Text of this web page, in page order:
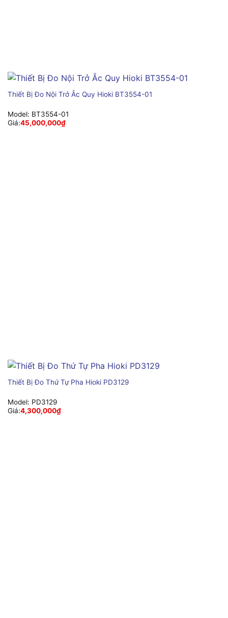
Thiết Bị Đo Nội Trở Ắc Quy Hioki BT3554-01
Model: BT3554-01
Giá:45,000,000₫
Thiết Bị Đo Thứ Tự Pha Hioki PD3129
Model: PD3129
Giá:4,300,000₫